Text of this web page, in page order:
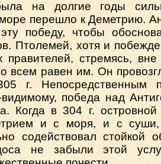
на долгие годы
перешло к Деметрию.
победу, чтобы
Птолемей, хотя и
правителей, стремясь,
всем равен им. Он
г. Непосредственным
победа над
Когда в 304 г.
и с моря, и с суши,
содействовал стойкой
не забыли этой